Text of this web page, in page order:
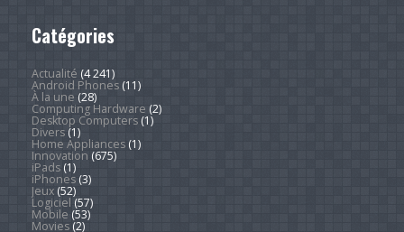
Catégories
Actualité (4 241)
Android Phones(11)
À la une (28)
Computing Hardware (2)
Desktop Computers(1)
Divers(1)
Home Appliances(1)
Innovation (675)
iPads(1)
iPhones(3)
Jeux(52)
Logiciel (57)
Mobile (53)
Movies(2)